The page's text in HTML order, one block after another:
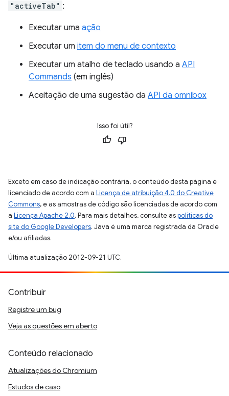
"activeTab" :
Executar uma ação
Executar um item do menu de contexto
Executar um atalho de teclado usando a API
Commands (em inglês)
Aceitação de uma sugestão da API da omnibox
Isso foi útil?
Exceto em caso de indicação contrária, o conteúdo desta página é
licenciado de acordo com a Licença de atribuição 4.0 do Creative
Commons, e as amostras de código são licenciadas de acordo com
a Licença Apache 2.0. Para mais detalhes, consulte aspolíticas do
site do Google Developers. Java é uma marca registrada da Oracle
e/ou afiliadas.
Última atualização 2012-09-21 UTC.
Contribuir
Registre um bug
Veja as questões em aberto
Conteúdo relacionado
Atualizações do Chromium
Estudos de caso